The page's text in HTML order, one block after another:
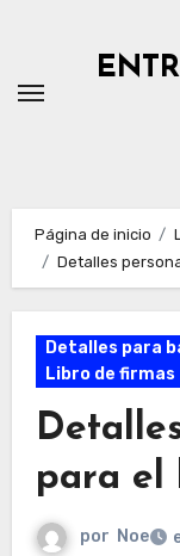
contenido
Página de inicio
Detalles
Detalles para
Libro de firmas
para el
por Noe